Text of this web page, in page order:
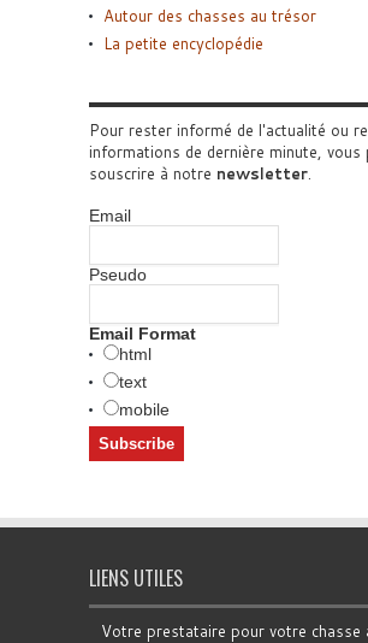
Autour des chasses au trésor
La petite encyclopédie
Pour rester informé de l'actualité ou
informations de dernière minute, vous
souscrire à notre newsletter
Email
Pseudo
Email Format
html
text
mobile
LIENS UTILES
Votre prestataire pour votre chasse